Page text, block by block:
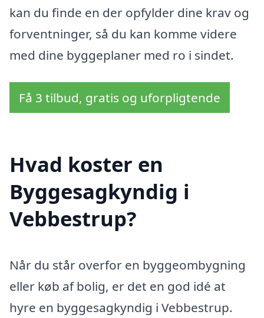
kan du finde en der opfylder dine krav og
forventninger, så du kan komme videre
med dine byggeplaner med ro i sindet.
Få 3 tilbud, gratis og uforpligtende
Hvad koster en
Byggesagkyndig i
Vebbestrup?
Når du står overfor en byggeombygning
eller køb af bolig, er det en god idé at
hyre en byggesagkyndig i Vebbestrup.